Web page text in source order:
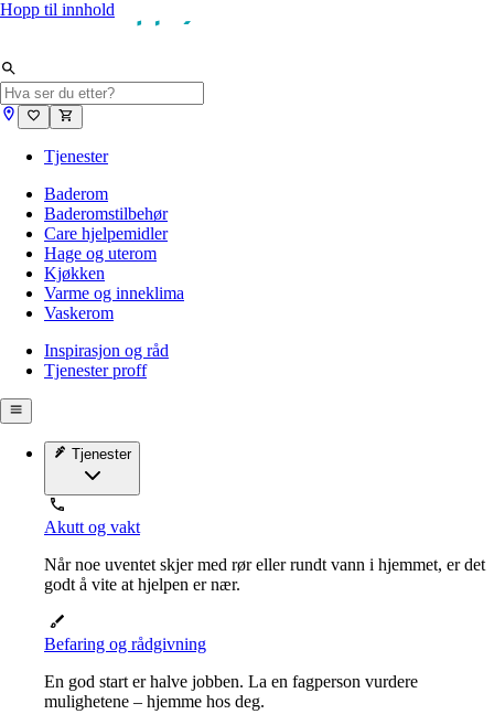
Hopp til innhold
Tjenester
Baderom
Baderomstilbehør
Care hjelpemidler
Hage og uterom
Kjøkken
Varme og inneklima
Vaskerom
Inspirasjon og råd
Tjenester proff
Tjenester
Akutt og vakt
Når noe uventet skjer med rør eller rundt vann i hjemmet, er det
godt å vite at hjelpen er nær.
Befaring og rådgivning
En god start er halve jobben. La en fagperson vurdere
mulighetene – hjemme hos deg.